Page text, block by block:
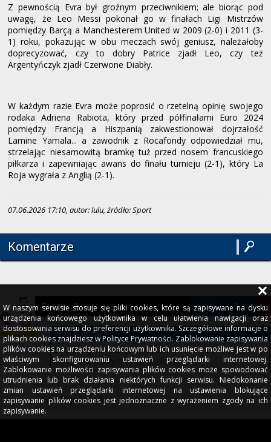
Z pewnością Evra był groźnym przeciwnikiem; ale biorąc pod
uwagę, że Leo Messi pokonał go w finałach Ligi Mistrzów
pomiędzy Barçą a Manchesterem United w 2009 (2-0) i 2011 (3-
1) roku, pokazując w obu meczach swój geniusz, należałoby
doprecyzować, czy to dobry Patrice zjadł Leo, czy też
Argentyńczyk zjadł Czerwone Diabły.
W każdym razie Evra może poprosić o rzetelną opinię swojego
rodaka Adriena Rabiota, który przed półfinałami Euro 2024
pomiędzy Francją a Hiszpanią zakwestionował dojrzałość
Lamine Yamala... a zawodnik z Rocafondy odpowiedział mu,
strzelając niesamowitą bramkę tuż przed nosem francuskiego
piłkarza i zapewniając awans do finału turnieju (2-1), który La
Roja wygrała z Anglią (2-1).
07.06.2026 17:10, autor: lulu, źródło: Sport
Komentarze
wpgnapisał/a
Evra przegrał jeszcze finały LM w 2004 i 2015. 4
przegrane finały to chyba rekord.
Ewa Pajor ma 5...
Durzy 2 miesiące temu cytuj - 0 + !
W naszym serwisie stosuje się pliki cookies, które są zapisywane na dysku
urządzenia końcowego użytkownika w celu ułatwienia nawigacji oraz
dostosowania serwisu do preferencji użytkownika. Szczegółowe informacje o
plikach cookies znajdziesz w Polityce Prywatności. Zablokowanie zapisywania
plików cookies na urządzeniu końcowym lub ich usunięcie możliwe jest w po
właściwym skonfigurowaniu ustawień przeglądarki internetowej.
Zablokowanie możliwości zapisywania plików cookies może spowodować
utrudnienia lub brak działania niektórych funkcji serwisu. Niedokonanie
zmian ustawień przeglądarki internetowej na ustawienia blokujące
zapisywanie plików cookies jest jednoznaczne z wyrażeniem zgody na ich
zapisywanie.